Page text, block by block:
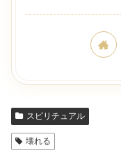
スピリチュアル
壊れる